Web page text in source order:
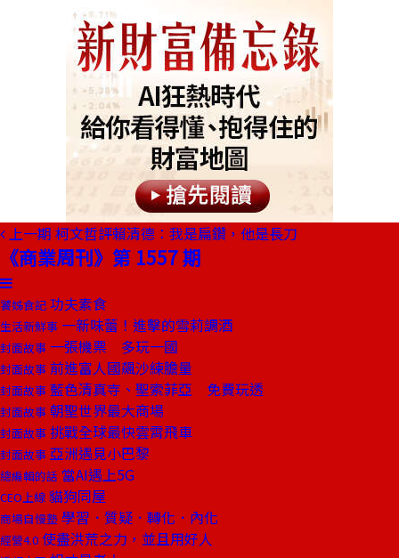
上一期 柯文哲評賴清德：我是扁鑽，他是長刀
《商業周刊》第 1557 期
饕姊食記 功夫素食
生活新鮮事 一新味蕾！進擊的雪莉調酒
封面故事 一張機票 多玩一國
封面故事 前進富人國飆沙練膽量
封面故事 藍色清真寺、聖索菲亞 免費玩透
封面故事 朝聖世界最大商場
封面故事 挑戰全球最快雲霄飛車
封面故事 亞洲遇見小巴黎
總編輯的話 當AI遇上5G
CEO上線 貓狗同屋
商場自慢塾 學習．質疑．轉化．內化
經營4.0 使盡洪荒之力，並且用好人